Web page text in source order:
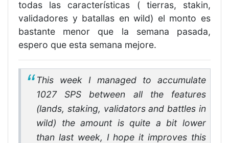
todas las características ( tierras, stakin,
validadores y batallas en wild) el monto es
bastante menor que la semana pasada,
espero que esta semana mejore.
This week I managed to accumulate
1027 SPS between all the features
(lands, staking, validators and battles in
wild) the amount is quite a bit lower
than last week, I hope it improves this